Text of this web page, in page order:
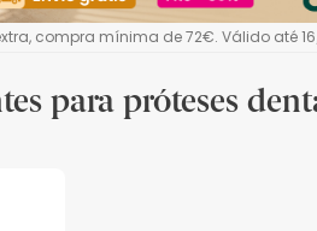
compra mínima de 72€. Válido até
para próteses